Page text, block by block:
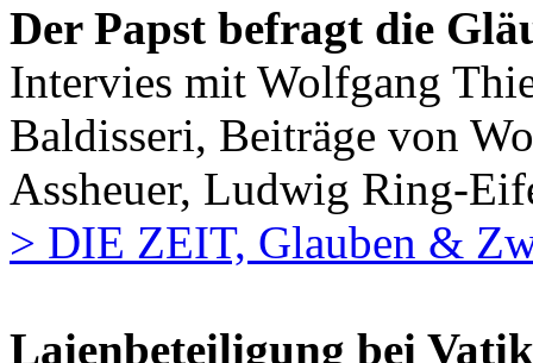
Der Papst befragt die
Intervies mit Wolfgang
Baldisseri, Beiträge von
Assheuer, Ludwig Ring-
> DIE ZEIT, Glauben &
Laienbeteiligung bei